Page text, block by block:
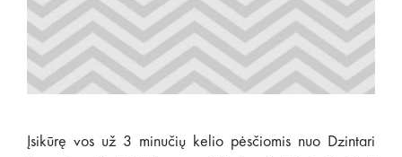
Įsikūrę vos už 3 minučių kelio pėsčiomis nuo Dzintari